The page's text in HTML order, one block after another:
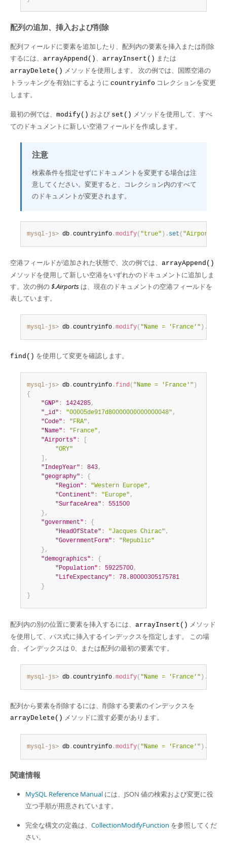
配列の追加、挿入および削除
配列フィールドに要素を追加したり、配列内の要素を挿入または削除
するには、 arrayAppend() 、 arrayInsert() または
arrayDelete() メソッドを使用します。 次の例では、国際空港の
トラッキングを有効にするように countryinfo コレクションを変更
します。
最初の例では、 modify() および set() メソッドを使用して、すべ
てのドキュメントに新しい空港フィールドを作成します。
注意
検索条件を指定せずにドキュメントを変更する場合は注
意してください。変更すると、コレクション内のすべて
のドキュメントが変更されます。
mysql-js> db .countryinfo .modify( "true" ) . set ( "Airports"
空港フィールドが追加された状態で、次の例では、 arrayAppend()
メソッドを使用して新しい空港をいずれかのドキュメントに追加しま
す。次の例の$.Airports は、現在のドキュメントの空港フィールドを
表しています。
mysql-js> db .countryinfo .modify( "Name = 'France'" ) .
find() を使用して変更を確認します。
mysql-js> db .countryinfo .find ( "Name = 'France'" )
{
"GNP" : 1424285,
"_id" : "00005de917d80000000000000048" ,
"Code" : "FRA" ,
"Name" : "France" ,
"Airports" :
"ORY"
,
"IndepYear" : 843,
"geography" :
{
"Region" : "Western Europe" ,
"Continent" : "Europe" ,
"SurfaceArea" :
551500
} ,
"government" :
{
"HeadOfState" : "Jacques Chirac" ,
"GovernmentForm" :
"Republic"
} ,
"demographics" :
{
"Population" : 59225700,
"LifeExpectancy" :
78.80000305175781
}
}
配列内の別の位置に要素を挿入するには、 arrayInsert() メソッド
を使用して、パス式に挿入するインデックスを指定します。 この場
合、インデックスは 0、または配列の最初の要素です。
mysql-js> db .countryinfo .modify( "Name = 'France'" ) .
配列から要素を削除するには、削除する要素のインデックスを
arrayDelete() メソッドに渡す必要があります。
mysql-js> db .countryinfo .modify( "Name = 'France'" ) .
関連情報
MySQL Reference Manual には、JSON 値の検索および変更に役
立つ手順が用意されています。
完全な構文の定義は、 CollectionModifyFunction を参照してくだ
さい。